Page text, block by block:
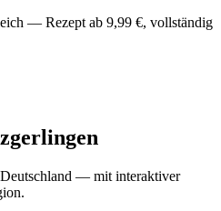
— Rezept ab 9,99 €, vollständig
— mit interaktiver